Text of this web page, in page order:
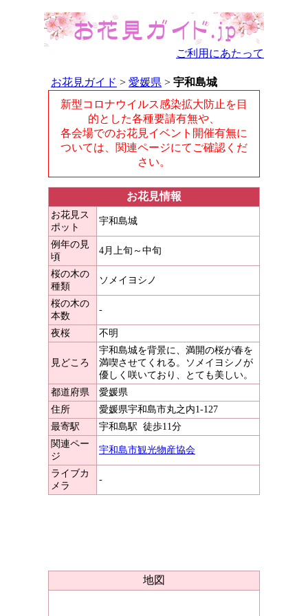
ご利用にあたって
お花見ガイド > 愛媛県 > 宇和島城
新型コロナウイルス感染拡大防止を目
的とした各種要請有無や、
各会場でのお花見イベント開催有無に
ついては、関連ページにてご確認くだ
さい。
お花見情報
お花見ス
ポット
宇和島城
例年の見
頃
4月上旬～中旬
桜の木の
種類
ソメイヨシノ
桜の木の
本数
-
夜桜 不明
見どころ
宇和島城を背景に、満開の桜が春を
満喫させてくれる。ソメイヨシノが
優しく咲いており、とても美しい。
都道府県
愛媛県
住所
愛媛県宇和島市丸之内1-127
最寄駅
宇和島駅 徒歩11分
関連ペー
ジ
宇和島市観光物産協会
ライブカ
メラ
-
地図